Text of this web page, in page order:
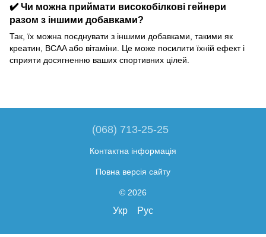
✔️ Чи можна приймати високобілкові гейнери
разом з іншими добавками?
Так, їх можна поєднувати з іншими добавками, такими як
креатин, BCAA або вітаміни. Це може посилити їхній ефект і
сприяти досягненню ваших спортивних цілей.
(068) 713-25-25
Контактна інформація
Повна версія сайту
© 2026
Укр Рус